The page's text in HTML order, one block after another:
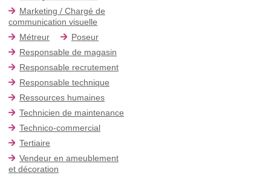
Marketing / Chargé de
communication visuelle
Métreur
Poseur
Responsable de magasin
Responsable recrutement
Responsable technique
Ressources humaines
Technicien de maintenance
Technico-commercial
Tertiaire
Vendeur en ameublement
et décoration